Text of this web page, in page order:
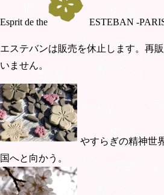
Esprit de the ESTEBAN -
エステバンは販売を休止します。再
いません。
やすらぎの精神世
国へと向かう。